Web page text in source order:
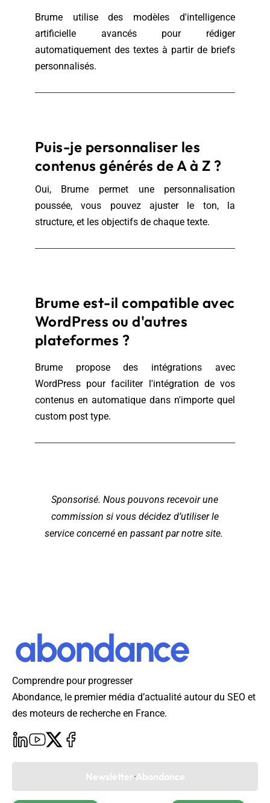
Brume utilise des modèles d'intelligence
artificielle avancés pour rédiger
automatiquement des textes à partir de briefs
personnalisés.
Puis-je personnaliser les
contenus générés de A à Z ?
Oui, Brume permet une personnalisation
poussée, vous pouvez ajuster le ton, la
structure, et les objectifs de chaque texte.
Brume est-il compatible avec
WordPress ou d'autres
plateformes ?
Brume propose des intégrations avec
WordPress pour faciliter l'intégration de vos
contenus en automatique dans n'importe quel
custom post type.
Sponsorisé. Nous pouvons recevoir une
commission si vous décidez d’utiliser le
service concerné en passant par notre site.
Comprendre pour progresser
Abondance, le premier média d’actualité autour du SEO et
des moteurs de recherche en France.
Newsletter Abondance